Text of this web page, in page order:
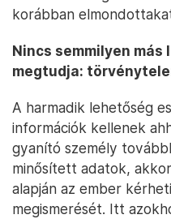
korábban
Nincs semmilyen más
megtudja:
A harmadik lehetőség
információk kellenek
gyanító személy
minősített adatok,
alapján az ember
megismerését. Itt